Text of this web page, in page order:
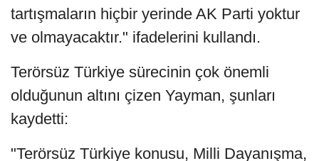
tartışmaların hiçbir yerinde AK Parti yoktur
ve olmayacaktır." ifadelerini kullandı.
Terörsüz Türkiye sürecinin çok önemli
olduğunun altını çizen Yayman, şunları
kaydetti:
"Terörsüz Türkiye konusu, Milli Dayanışma,